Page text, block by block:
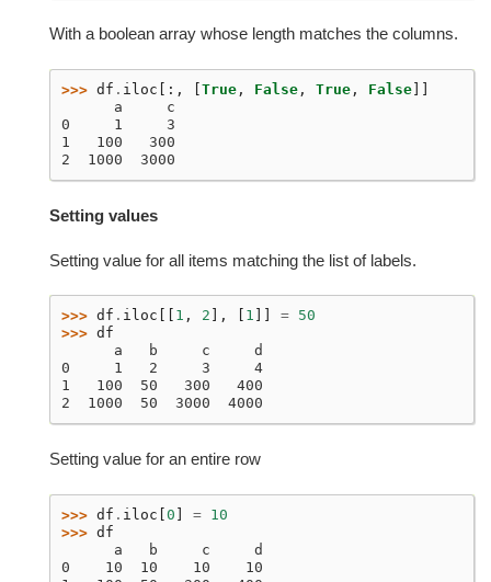
With a boolean array whose length matches the columns.
>>> df . iloc [:, True , False , True , False
      a     c
0     1     3
1   100   300
2  1000  3000
Setting values
Setting value for all items matching the list of labels.
>>> df . iloc 1 , 2 ], 1 = 50
>>> df
      a   b     c     d
0     1   2     3     4
1   100  50   300   400
2  1000  50  3000  4000
Setting value for an entire row
>>> df . iloc 0 = 10
>>> df
      a   b     c     d
0    10  10    10    10